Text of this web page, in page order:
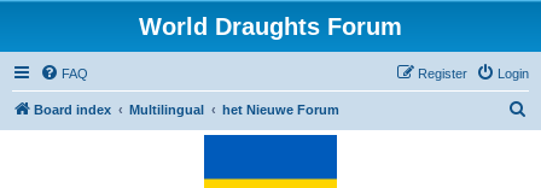
World Draughts Forum
FAQ Login
Register
Board index Multilingual het Nieuwe Forum